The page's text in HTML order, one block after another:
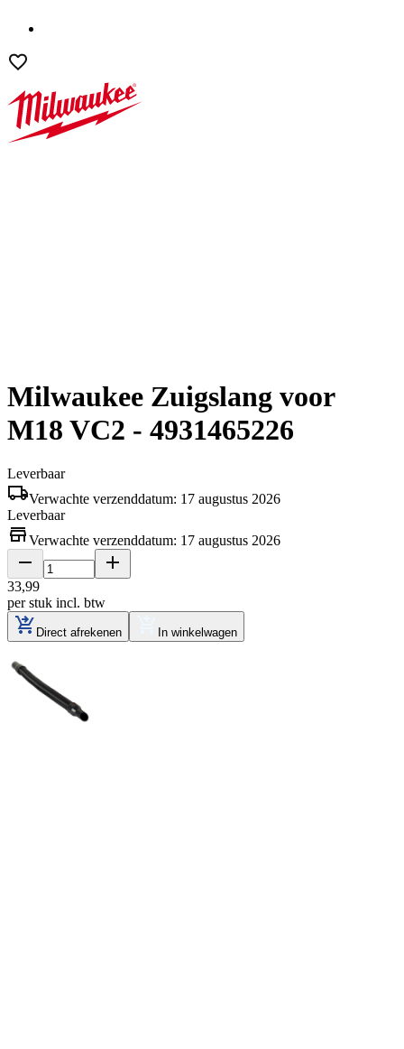
Milwaukee Zuigslang voor
M18 VC2 - 4931465226
Leverbaar
Verwachte verzenddatum: 17 augustus 2026
Leverbaar
Verwachte verzenddatum: 17 augustus 2026
33,99
per stuk incl. btw
Direct afrekenen In winkelwagen